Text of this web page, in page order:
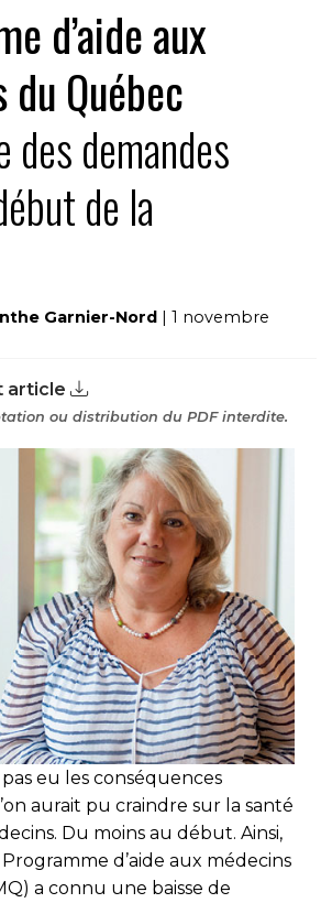
d’aide aux
Québec
des demandes
de la
Garnier-Nord | 1 novembre
article
ou distribution du PDF interdite.
pas eu les conséquences
aurait pu craindre sur la santé
Du moins au début. Ainsi,
d’aide aux médecins
a connu une baisse de